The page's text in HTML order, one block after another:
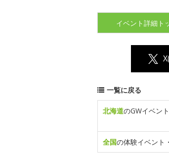
イベント詳細 ト
一覧に戻る
北海道のGWイベン
全国の体験イベント